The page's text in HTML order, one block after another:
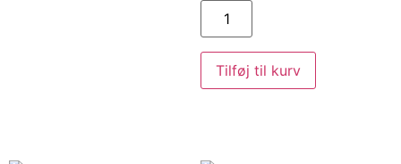
Tilføj til kurv